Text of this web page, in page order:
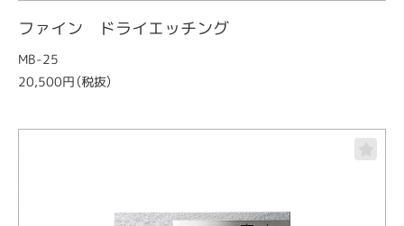
ファイン ドライエッチング
MB-25
20,500円（税抜）